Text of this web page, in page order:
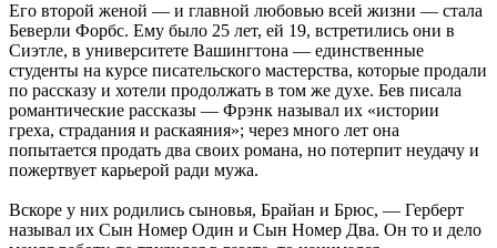
Его второй женой — и главной любовью всей жизни — стала
Беверли Форбс. Ему было 25 лет, ей 19, встретились они в
Сиэтле, в университете Вашингтона — единственные
студенты на курсе писательского мастерства, которые продали
по рассказу и хотели продолжать в том же духе. Бев писала
романтические рассказы — Фрэнк называл их «истории
греха, страдания и раскаяния»; через много лет она
попытается продать два своих романа, но потерпит неудачу и
пожертвует карьерой ради мужа.
Вскоре у них родились сыновья, Брайан и Брюс, — Герберт
называл их Сын Номер Один и Сын Номер Два. Он то и дело